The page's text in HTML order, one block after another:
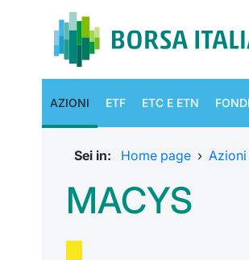
AZIONI ETF ETC E ETN FONDI
Sei in: Home page › Azioni
MACYS